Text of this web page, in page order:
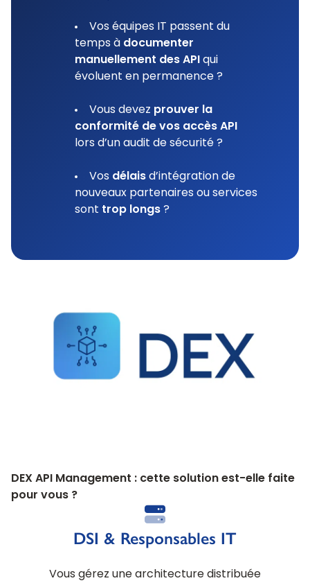
Vos équipes IT passent du
temps à documenter
manuellement des API qui
évoluent en permanence ?
Vous devez prouver la
conformité de vos accès API
lors d’un audit de sécurité ?
Vos délais d’intégration de
nouveaux partenaires ou services
sont trop longs ?
DEX API Management : cette solution est-elle faite
pour vous ?
DSI & Responsables IT
Vous gérez une architecture distribuée